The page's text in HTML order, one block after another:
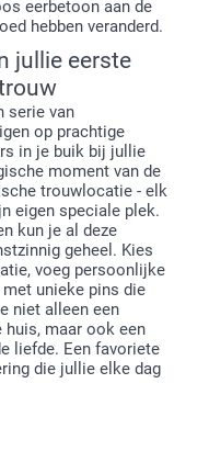
eerbetoon aan de
hebben veranderd.
jullie eerste
serie van
op prachtige
in je buik bij jullie
moment van de
trouwlocatie - elk
eigen speciale plek.
kun je al deze
geheel. Kies
voeg persoonlijke
unieke pins die
niet alleen een
maar ook een
liefde. Een favoriete
die jullie elke dag